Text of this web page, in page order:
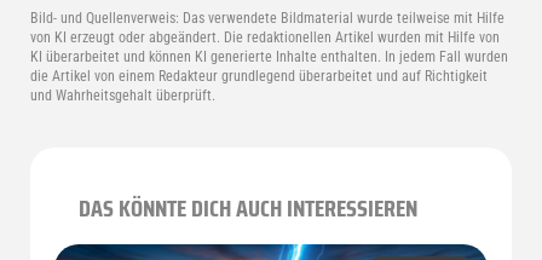
Bild- und Quellenverweis: Das verwendete Bildmaterial wurde teilweise mit Hilfe
von KI erzeugt oder abgeändert. Die redaktionellen Artikel wurden mit Hilfe von
KI überarbeitet und können KI generierte Inhalte enthalten. In jedem Fall wurden
die Artikel von einem Redakteur grundlegend überarbeitet und auf Richtigkeit
und Wahrheitsgehalt überprüft.
DAS KÖNNTE DICH AUCH INTERESSIEREN